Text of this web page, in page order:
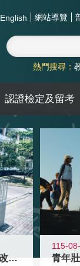
English 網站導覽
熱門搜尋：
認證檢定及留考
國教署補助22縣市積極推動「改善無
115-